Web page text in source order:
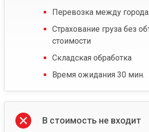
Перевозка между
Страхование груза без
стоимости
Складская обработка
Время ожидания 30 мин.
В стоимость не входит